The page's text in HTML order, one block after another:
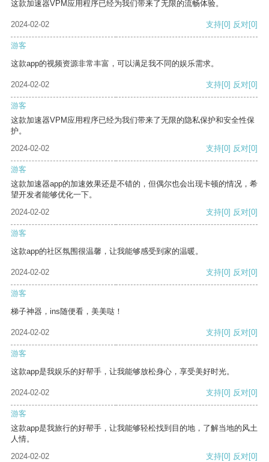
这款加速器VPM应用程序已经为我们带来了无限的流畅体验。
2024-02-02 支持[0] 反对[0]
游客
这款app的视频资源非常丰富，可以满足我不同的娱乐需求。
2024-02-02 支持[0] 反对[0]
游客
这款加速器VPM应用程序已经为我们带来了无限的隐私保护和安全性保
护。
2024-02-02
支持[0] 反对[0]
游客
这款加速器app的加速效果还是不错的，但偶尔也会出现卡顿的情况，希
望开发者能够优化一下。
2024-02-02
支持[0] 反对[0]
游客
这款app的社区氛围很温馨，让我能够感受到家的温暖。
2024-02-02 支持[0] 反对[0]
游客
梯子神器，ins随便看，美美哒！
2024-02-02 支持[0] 反对[0]
游客
这款app是我娱乐的好帮手，让我能够放松身心，享受美好时光。
2024-02-02 支持[0] 反对[0]
游客
这款app是我旅行的好帮手，让我能够轻松找到目的地，了解当地的风土
人情。
2024-02-02
支持[0] 反对[0]